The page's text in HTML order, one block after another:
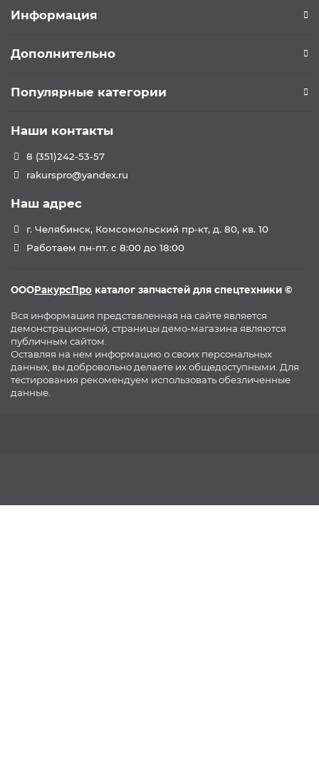
Информация
Дополнительно
Популярные категории
Наши контакты
8 (351)242-53-57
rakurspro@yandex.ru
Наш адрес
г. Челябинск, Комсомольский пр-кт, д. 80, кв. 10
Работаем пн-пт. с 8:00 до 18:00
ОООРакурсПро каталог запчастей для спецтехники ©
Вся информация представленная на сайте является
демонстрационной, страницы демо-магазина являются
публичным сайтом.
Оставляя на нем информацию о своих персональных
данных, вы добровольно делаете их общедоступными. Для
тестирования рекомендуем использовать обезличенные
данные.